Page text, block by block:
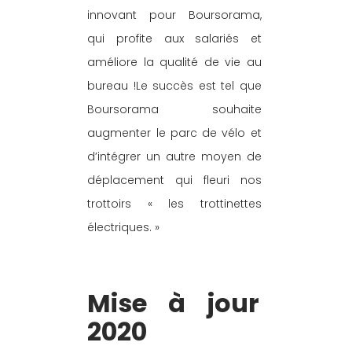
innovant pour Boursorama,
qui profite aux salariés et
améliore la qualité de vie au
bureau !Le succès est tel que
Boursorama souhaite
augmenter le parc de vélo et
d’intégrer un autre moyen de
déplacement qui fleuri nos
trottoirs « les trottinettes
électriques. »
Mise à jour
2020